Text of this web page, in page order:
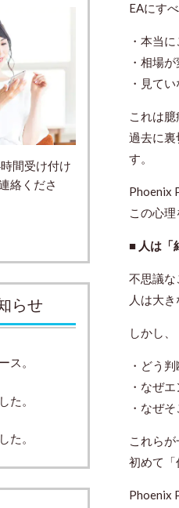
EAにす
・本当
・相場
・見て
これは臆
過去に
す。
Phoenix
この心理
■ 人は「
不思議な
人は大
しかし、
・どう
・なぜ
・なぜ
これらが
初めて「
Phoenix
間受け付け
絡くださ
らせ
ス。
た。
た。